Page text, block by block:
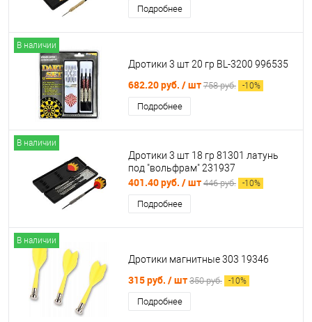
Подробнее
В наличии
Дротики 3 шт 20 гр BL-3200 996535
682.20 руб. / шт 758 руб. -10%
Подробнее
В наличии
Дротики 3 шт 18 гр 81301 латунь
под "вольфрам" 231937
401.40 руб. / шт 446 руб. -10%
Подробнее
В наличии
Дротики магнитные 303 19346
315 руб. / шт 350 руб. -10%
Подробнее